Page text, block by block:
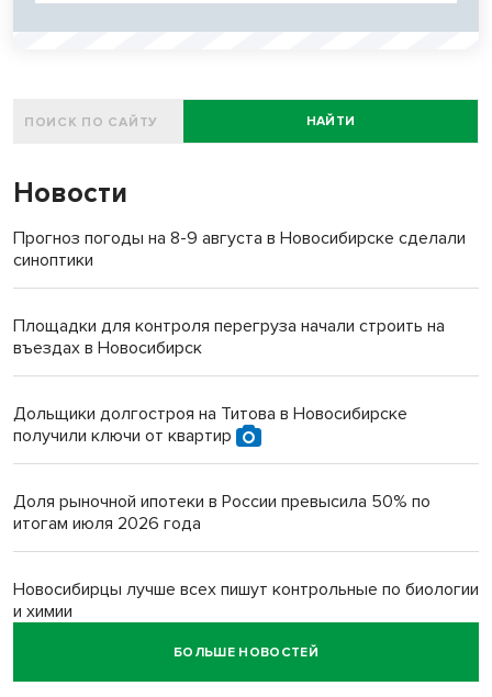
НАЙТИ
Новости
Прогноз погоды на 8-9 августа в Новосибирске сделали
синоптики
Площадки для контроля перегруза начали строить на
въездах в Новосибирск
Дольщики долгостроя на Титова в Новосибирске
получили ключи от квартир
Доля рыночной ипотеки в России превысила 50% по
итогам июля 2026 года
Новосибирцы лучше всех пишут контрольные по биологии
и химии
Нейросеть для диагностики депрессии в крови создали в
БОЛЬШЕ НОВОСТЕЙ